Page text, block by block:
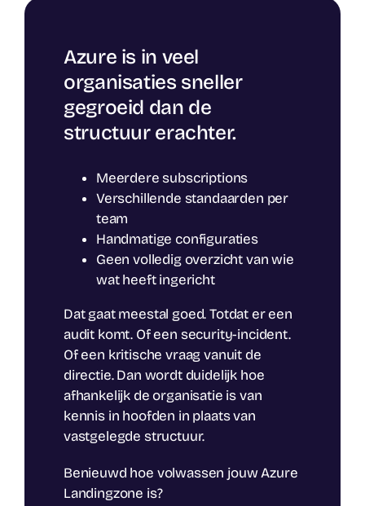
Azure is in veel
organisaties sneller
gegroeid dan de
structuur erachter.
Meerdere subscriptions
Verschillende standaarden per
team
Handmatige configuraties
Geen volledig overzicht van wie
wat heeft ingericht
Dat gaat meestal goed. Totdat er een
audit komt. Of een security-incident.
Of een kritische vraag vanuit de
directie. Dan wordt duidelijk hoe
afhankelijk de organisatie is van
kennis in hoofden in plaats van
vastgelegde structuur.
Benieuwd hoe volwassen jouw Azure
Landingzone is?